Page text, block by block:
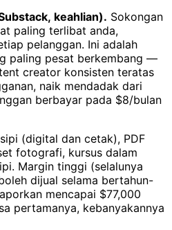
keahlian). Sokongan
paling terlibat anda,
pelanggan. Ini adalah
paling pesat berkembang —
creator konsisten teratas
naik mendadak dari
berbayar pada $8/bulan
(digital dan cetak), PDF
fotografi, kursus dalam
Margin tinggi (selalunya
dijual selama bertahun-
mencapai $77,000
pertamanya, kebanyakannya